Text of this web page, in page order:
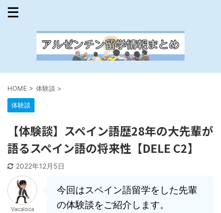
HOME > 体験談 >
体験談
【体験談】スペイン語歴28年の大先輩が
語るスペイン語の将来性【DELE C2】
2022年12月5日
Vacaloca
今回はスペイン語留学をした先輩
の体験談をご紹介します。